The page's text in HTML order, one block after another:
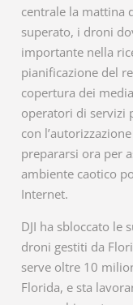
centrale la mattina
superato, i droni
importante nella
pianificazione del
copertura dei
operatori di servizi
con
prepararsi ora per
ambiente caotico
Internet.
DJI ha sbloccato le
droni gestiti da
serve oltre 10
Florida, e sta